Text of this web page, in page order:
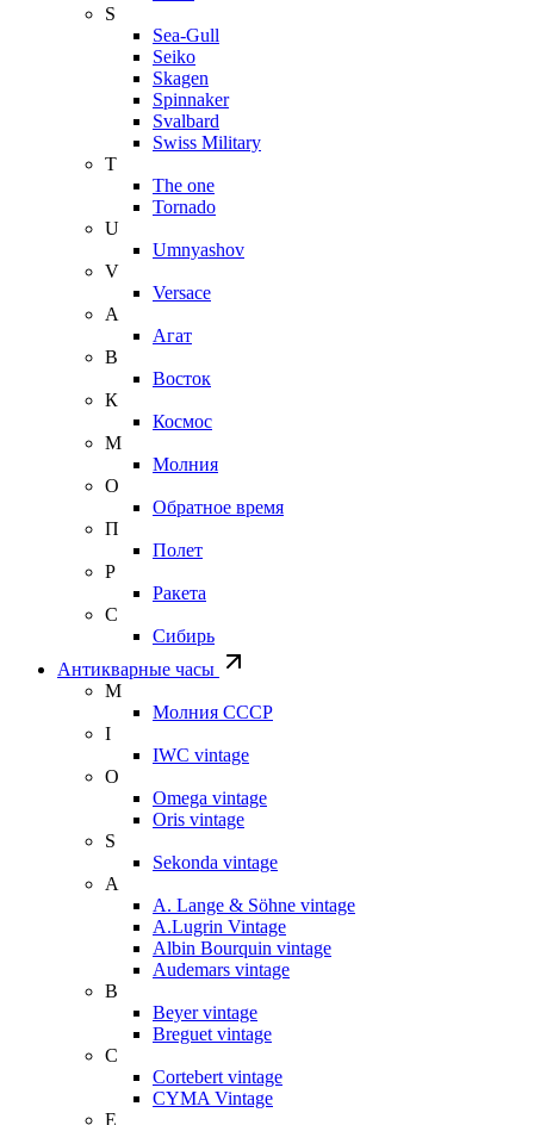
S
Sea-Gull
Seiko
Skagen
Spinnaker
Svalbard
Swiss Military
T
The one
Tornado
U
Umnyashov
V
Versace
А
Агат
В
Восток
К
Космос
М
Молния
О
Обратное время
П
Полет
Р
Ракета
С
Сибирь
Антикварные часы
М
Молния СССР
I
IWC vintage
O
Omega vintage
Oris vintage
S
Sekonda vintage
A
A. Lange & Söhne vintage
A.Lugrin Vintage
Albin Bourquin vintage
Audemars vintage
B
Beyer vintage
Breguet vintage
C
Cortebert vintage
CYMA Vintage
E